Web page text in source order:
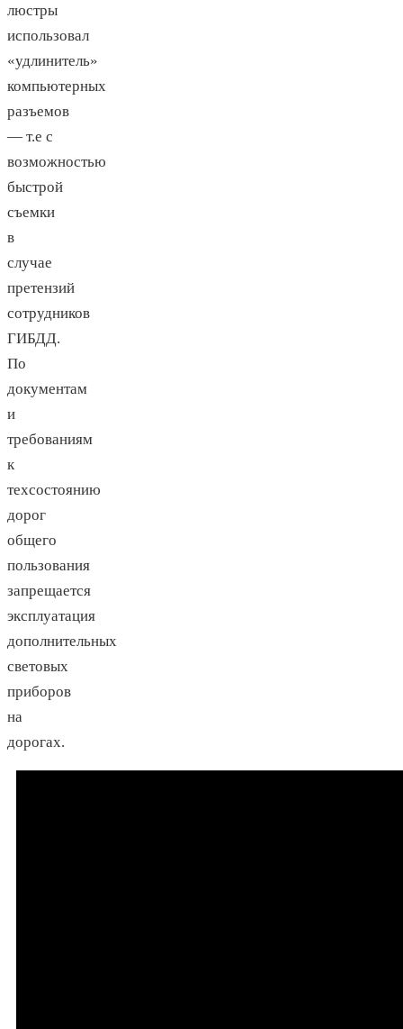
люстры
использовал
«удлинитель»
компьютерных
разъемов
— т.е с
возможностью
быстрой
съемки
в
случае
претензий
сотрудников
ГИБДД.
По
документам
и
требованиям
к
техсостоянию
дорог
общего
пользования
запрещается
эксплуатация
дополнительных
световых
приборов
на
дорогах.